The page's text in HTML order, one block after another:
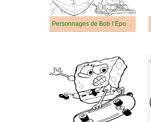
Personnages de Bob l’Éponge